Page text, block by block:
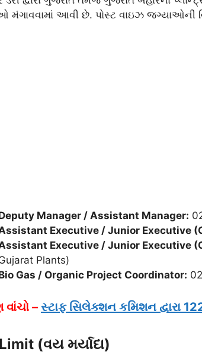
મંગાવવામાં આવી છે. પોસ્ટ વાઇઝ જગ્યાઓની
Manager / Assistant Manager:
Executive / Junior Executive
Executive / Junior Executive
Plants)
Gas / Organic Project Coordinator:
– સ્ટાફ સિલેક્શન કમિશન દ્વારા
(વય મર્યાદા)